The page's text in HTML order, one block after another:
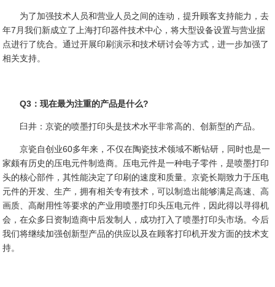
为了加强技术人员和营业人员之间的连动，提升顾客支持能力，去
年7月我们新成立了上海打印器件技术中心，将大型设备设置与营业据
点进行了统合。通过开展印刷演示和技术研讨会等方式，进一步加强了
相关支持。
Q3：现在最为注重的产品是什么?
臼井：京瓷的喷墨打印头是技术水平非常高的、创新型的产品。
京瓷自创业60多年来，不仅在陶瓷技术领域不断钻研，同时也是一
家颇有历史的压电元件制造商。压电元件是一种电子零件，是喷墨打印
头的核心部件，其性能决定了印刷的速度和质量。京瓷长期致力于压电
元件的开发、生产，拥有相关专有技术，可以制造出能够满足高速、高
画质、高耐用性等要求的产业用喷墨打印头压电元件，因此得以寻得机
会，在众多日资制造商中后发制人，成功打入了喷墨打印头市场。今后
我们将继续加强创新型产品的供应以及在顾客打印机开发方面的技术支
持。